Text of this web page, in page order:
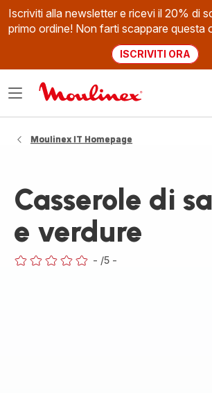
Iscriviti alla newsletter e ricevi il 20% di
primo ordine! Non farti scappare questa
ISCRIVITI ORA
Apri
Moulinex IT Homepage
Casserole di
e verdure
- /5 -